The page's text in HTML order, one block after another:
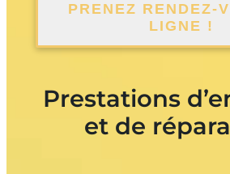
PRENEZ RENDEZ-
LIGNE !
Prestations
et de